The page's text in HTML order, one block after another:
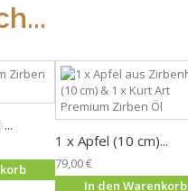
1 x Apfel (10 cm)...
79,00 €
In den Warenkorb